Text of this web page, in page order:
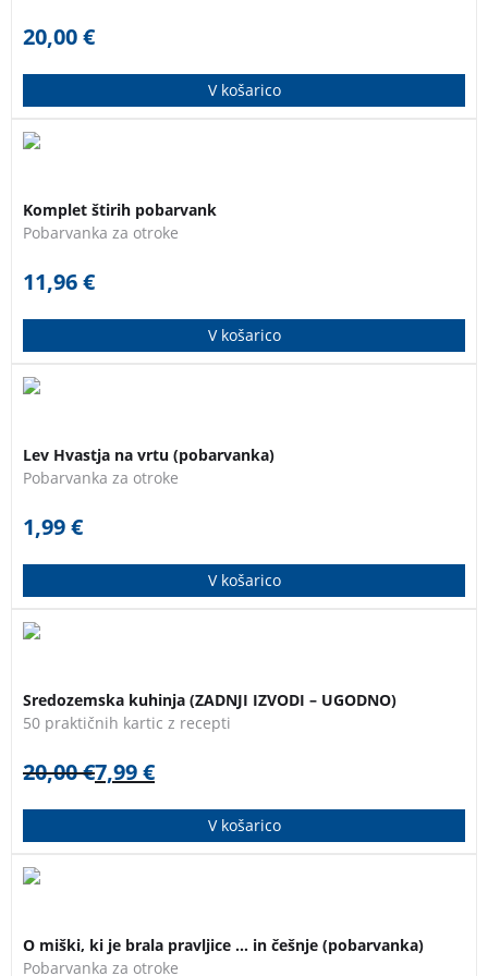
20,00€
V košarico
Komplet štirih pobarvank
Pobarvanka za otroke
11,96€
V košarico
Lev Hvastja na vrtu (pobarvanka)
Pobarvanka za otroke
1,99€
V košarico
recepti, zbrani na praktičnih karticah. ZADNJI IZVODI –
KNJIGA JE POŠKODOVANA NA NASLOVNICI!
Sredozemska kuhinja (ZADNJI IZVODI – UGODNO)
50 praktičnih kartic z recepti
20,00€7,99€
V košarico
O miški, ki je brala pravljice … in češnje (pobarvanka)
Pobarvanka za otroke